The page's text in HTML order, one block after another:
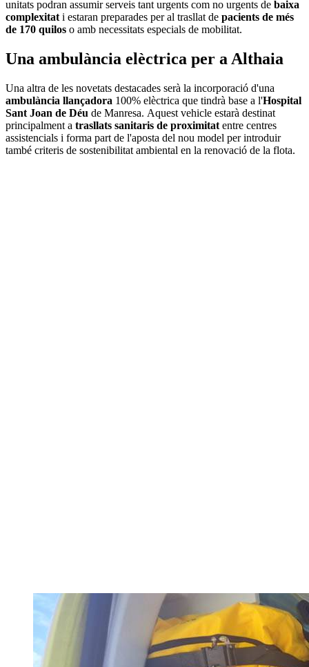
unitats podran assumir serveis tant urgents com no urgents de baixa
complexitat i estaran preparades per al trasllat de pacients de més
de 170 quilos o amb necessitats especials de mobilitat.
Una ambulància elèctrica per a Althaia
Una altra de les novetats destacades serà la incorporació d'una
ambulància llançadora 100% elèctrica que tindrà base a l'Hospital
Sant Joan de Déu de Manresa. Aquest vehicle estarà destinat
principalment a trasllats sanitaris de proximitat entre centres
assistencials i forma part de l'aposta del nou model per introduir
també criteris de sostenibilitat ambiental en la renovació de la flota.